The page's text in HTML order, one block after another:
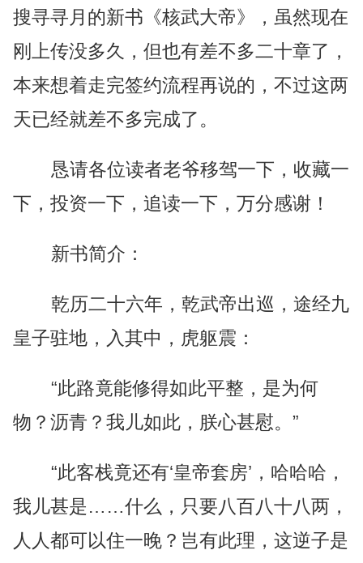
搜寻寻月的新书《核武大帝》，虽然现在
刚上传没多久，但也有差不多二十章了，
本来想着走完签约流程再说的，不过这两
天已经就差不多完成了。
恳请各位读者老爷移驾一下，收藏一
下，投资一下，追读一下，万分感谢！
新书简介：
乾历二十六年，乾武帝出巡，途经九
皇子驻地，入其中，虎躯震：
“此路竟能修得如此平整，是为何
物？沥青？我儿如此，朕心甚慰。”
“此客栈竟还有‘皇帝套房’，哈哈哈，
我儿甚是……什么，只要八百八十八两，
人人都可以住一晚？岂有此理，这逆子是